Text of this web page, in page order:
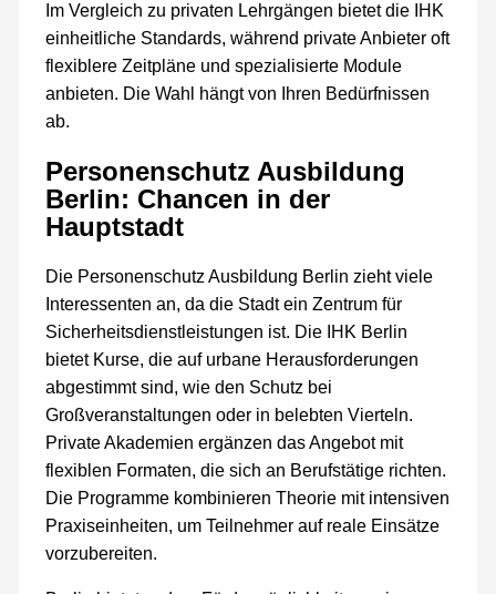
Im Vergleich zu privaten Lehrgängen bietet die IHK
einheitliche Standards, während private Anbieter oft
flexiblere Zeitpläne und spezialisierte Module
anbieten. Die Wahl hängt von Ihren Bedürfnissen
ab.
Personenschutz Ausbildung
Berlin: Chancen in der
Hauptstadt
Die Personenschutz Ausbildung Berlin zieht viele
Interessenten an, da die Stadt ein Zentrum für
Sicherheitsdienstleistungen ist. Die IHK Berlin
bietet Kurse, die auf urbane Herausforderungen
abgestimmt sind, wie den Schutz bei
Großveranstaltungen oder in belebten Vierteln.
Private Akademien ergänzen das Angebot mit
flexiblen Formaten, die sich an Berufstätige richten.
Die Programme kombinieren Theorie mit intensiven
Praxiseinheiten, um Teilnehmer auf reale Einsätze
vorzubereiten.